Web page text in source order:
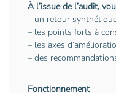
À l’issue de l’audit,
– un retour
– les points forts à
– les axes
– des
Fonctionnement